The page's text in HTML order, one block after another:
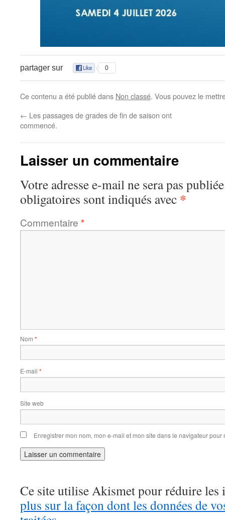
partager sur 0
Ce contenu a été publié dans Non classé. Vous pouvez le
← Les passages de grades de fin de saison ont
commencé.
Laisser un commentaire
Votre adresse e-mail ne sera pas
obligatoires sont indiqués avec *
Commentaire *
Nom *
E-mail *
Site web
Enregistrer mon nom, mon e-mail et mon site dans le navigateur
Ce site utilise Akismet pour réduire les
plus sur la façon dont les données de